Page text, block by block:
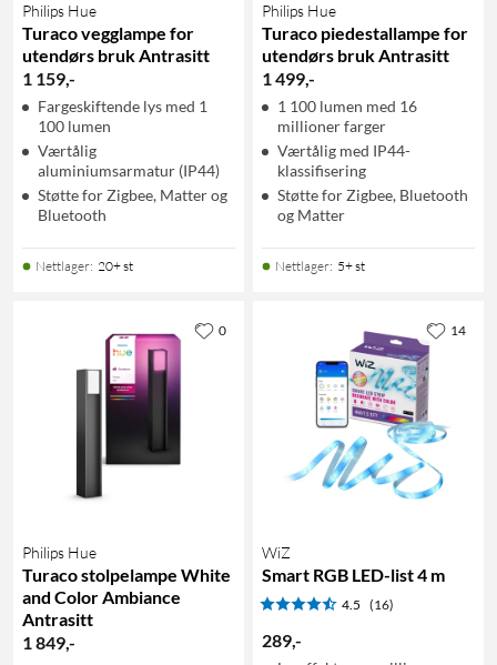
Philips Hue
Turaco vegglampe for
utendørs bruk Antrasitt
1 159,-
Fargeskiftende lys med 1
100 lumen
Værtålig
aluminiumsarmatur (IP44)
Støtte for Zigbee, Matter og
Bluetooth
Nettlager: 20+ st
Philips Hue
Turaco piedestallampe for
utendørs bruk Antrasitt
1 499,-
1 100 lumen med 16
millioner farger
Værtålig med IP44-
klassifisering
Støtte for Zigbee, Bluetooth
og Matter
Nettlager: 5+ st
Philips Hue
Turaco stolpelampe White
and Color Ambiance
Antrasitt
1 849,-
0
WiZ
Smart RGB LED-list 4 m
4.5 (16)
289,-
14